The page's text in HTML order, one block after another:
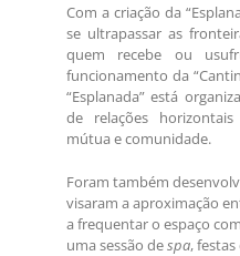
Com a criação da
se ultrapassar as
quem recebe ou
funcionamento da
“Esplanada” está
de relações
mútua e comunidade.
Foram também
visaram a aproximação
a frequentar o espaço
uma sessão despa,